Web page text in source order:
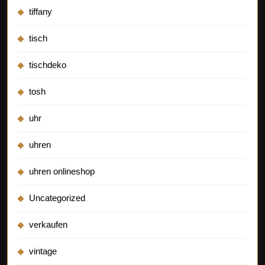
tiffany
tisch
tischdeko
tosh
uhr
uhren
uhren onlineshop
Uncategorized
verkaufen
vintage